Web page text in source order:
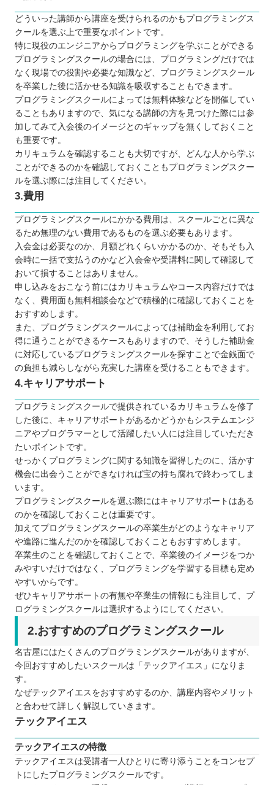
どういった講師から講座を受けられるのかもプログラミングス
クールを選ぶ上で重要なポイントです。
特に現役のエンジニアからプログラミングを学ぶことができる
プログラミングスクールの場合には、プログラミングだけでは
なく現場での役割や必要な知識など、プログラミングスクール
を卒業した後に活かせる知識を吸収することもできます。
プログラミングスクールによっては無料体験などを開催してい
ることもありますので、気になる講師の方を見つけた際には参
加してみて入会後のイメージとのギャップを無くしておくこと
も重要です。
カリキュラムを確認することも大切ですが、どんな人から学ぶ
ことができるのかを確認しておくこともプログラミングスクー
ルを選ぶ際には注目してください。
3.費用
プログラミングスクールにかかる費用は、スクールごとに異な
るため無理のない費用であるものを選ぶ必要もあります。
入会金は必要なのか、月額どれくらいかかるのか、そもそも入
会時に一括で支払うのかなど入会金や受講料に関して確認して
おいて損することはありません。
申し込みをおこなう前にはカリキュラムやコース内容だけでは
なく、費用面も無料相談会などで積極的に確認しておくことを
おすすめします。
また、プログラミングスクールによっては補助金を利用してお
得に通うことができるケースもありますので、そうした補助金
に対応しているプログラミングスクールを探すことで金銭面で
の負担も減らしながら充実した講座を受けることもできます。
4.キャリアサポート
プログラミングスクールで提供されているカリキュラムを修了
した後に、キャリアサポートがあるかどうかもシステムエンジ
ニアやプログラマーとして活躍したい人には注目していただき
たいポイントです。
せっかくプログラミングに関する知識を習得したのに、活かす
機会に出会うことができなければ宝の持ち腐れで終わってしま
います。
プログラミングスクールを選ぶ際にはキャリアサポートはある
のかを確認しておくことは重要です。
加えてプログラミングスクールの卒業生がどのようなキャリア
や進路に進んだのかを確認しておくこともおすすめします。
卒業生のことを確認しておくことで、卒業後のイメージをつか
みやすいだけではなく、プログラミングを学習する目標も定め
やすいからです。
ぜひキャリアサポートの有無や卒業生の情報にも注目して、プ
ログラミングスクールは選択するようにしてください。
2.おすすめのプログラミングスクール
名古屋にはたくさんのプログラミングスクールがありますが、
今回おすすめしたいスクールは「テックアイエス」になりま
す。
なぜテックアイエスをおすすめするのか、講座内容やメリット
と合わせて詳しく解説していきます。
テックアイエス
テックアイエスの特徴
テックアイエスは受講者一人ひとりに寄り添うことをコンセプ
トにしたプログラミングスクールです。